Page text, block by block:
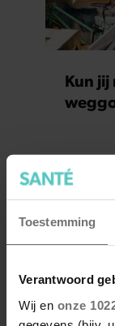
Toestemming
Verantwoord
Wij en onze
Kun